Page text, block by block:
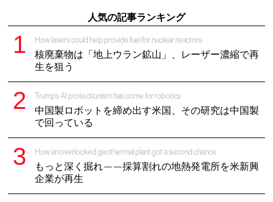
人気の記事ランキング
How lasers could help provide fuel for nuclear reactors
核廃棄物は「地上ウラン鉱山」、レーザー濃縮で再
生を狙う
Trump’s AI protectionism has come for robotics
中国製ロボットを締め出す米国、その研究は中国製
で回っている
How an overlooked geothermal plant got a second chance
もっと深く掘れ——採算割れの地熱発電所を米新興
企業が再生